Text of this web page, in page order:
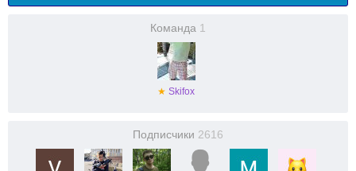
Команда 1
★ Skifox
Подписчики 2616